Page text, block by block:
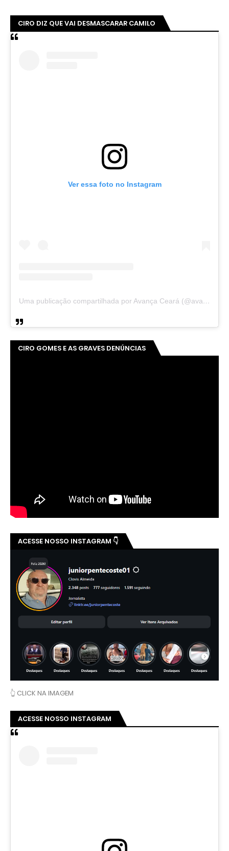
CIRO DIZ QUE VAI DESMASCARAR CAMILO
Ver essa foto no Instagram
Uma publicação compartilhada por Avança Ceará (@avancaceara)
CIRO GOMES E AS GRAVES DENÚNCIAS
ACESSE NOSSO INSTAGRAM 👇
👆 CLICK NA IMAGEM
ACESSE NOSSO INSTAGRAM